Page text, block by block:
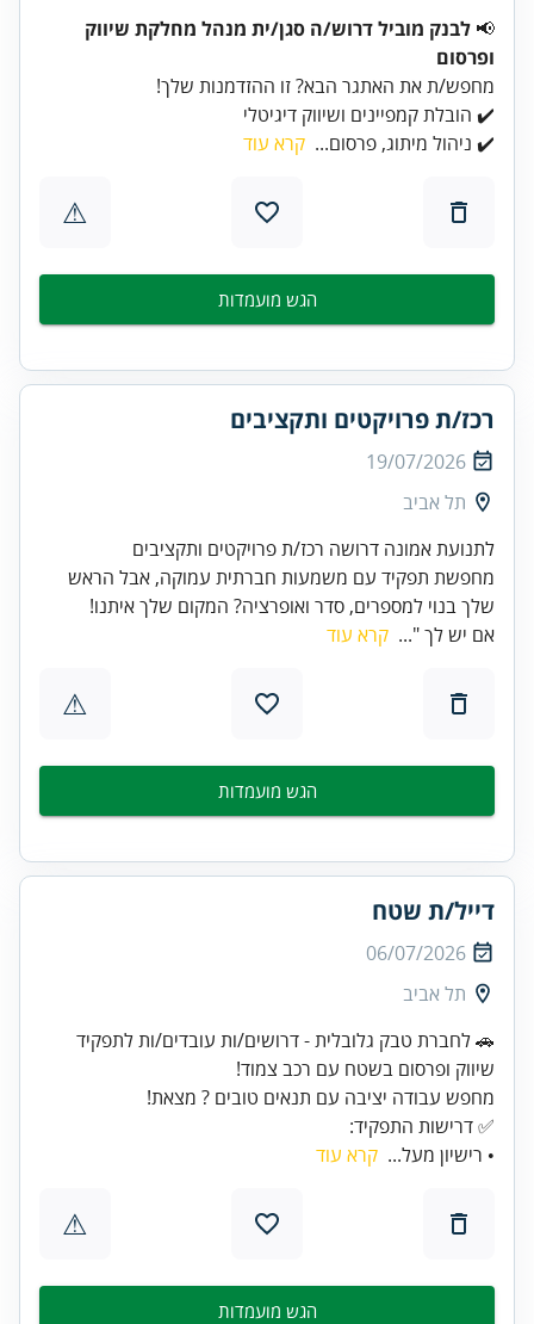
📢 לבנק מוביל דרוש/ה סגן/ית מנהל מחלקת שיווק
ופרסום
מחפש/ת את האתגר הבא? זו ההזדמנות שלך!
✔️ הובלת קמפיינים ושיווק דיגיטלי
✔️ ניהול מיתוג, פרסום... קרא עוד
⚠
הגש מועמדות
רכז/ת פרויקטים ותקציבים
19/07/2026
תל אביב
לתנועת אמונה דרושה רכז/ת פרויקטים ותקציבים
מחפשת תפקיד עם משמעות חברתית עמוקה, אבל הראש
שלך בנוי למספרים, סדר ואופרציה? המקום שלך איתנו!
אם יש לך "... קרא עוד
⚠
הגש מועמדות
דייל/ת שטח
06/07/2026
תל אביב
🚗 לחברת טבק גלובלית - דרושים/ות עובדים/ות לתפקיד
✅ דרישות התפקיד:
• רישיון מעל... קרא עוד
⚠
הגש מועמדות